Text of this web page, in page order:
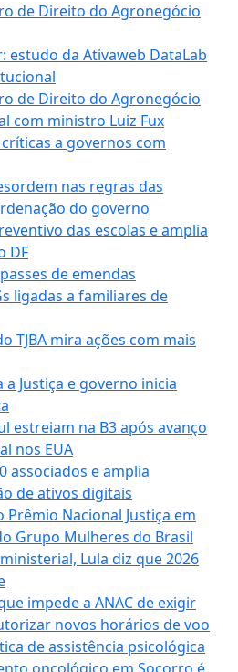
de Direito do Agronegócio
estudo da Ativaweb DataLab
de Direito do Agronegócio
com ministro Luiz Fux
a governos com
nas regras das
do governo
das escolas e amplia
DF
de emendas
ligadas a familiares de
TJBA mira ações com mais
Justiça e governo inicia
estreiam na B3 após avanço
nos EUA
associados e amplia
de ativos digitais
Prêmio Nacional Justiça em
Grupo Mulheres do Brasil
Lula diz que 2026
impede a ANAC de exigir
novos horários de voo
de assistência psicológica